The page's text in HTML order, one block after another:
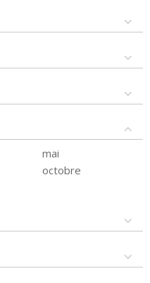
mai
octobre